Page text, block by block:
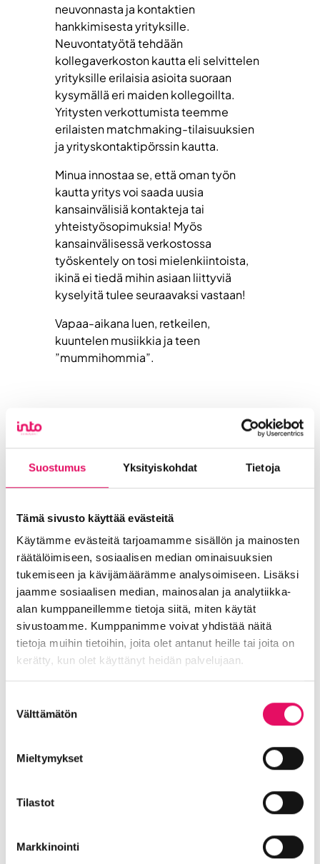
Suostumus Yksityiskohdat Tietoja
Tämä sivusto käyttää evästeitä
Käytämme evästeitä tarjoamamme sisällön ja mainosten
räätälöimiseen, sosiaalisen median ominaisuuksien
tukemiseen ja kävijämäärämme analysoimiseen. Lisäksi
jaamme sosiaalisen median, mainosalan ja analytiikka-
alan kumppaneillemme tietoja siitä, miten käytät
sivustoamme. Kumppanimme voivat yhdistää näitä
tietoja muihin tietoihin, joita olet antanut heille tai joita on
kerätty, kun olet käyttänyt heidän palvelujaan.
valinta
Välttämätön
Mieltymykset
Tilastot
Markkinointi
neuvonnasta ja kontaktien
hankkimisesta yrityksille.
Neuvontatyötä tehdään
kollegaverkoston kautta eli selvittelen
yrityksille erilaisia asioita suoraan
kysymällä eri maiden kollegoillta.
Yritysten verkottumista teemme
erilaisten matchmaking-tilaisuuksien
ja yrityskontaktipörssin kautta.
Minua innostaa se, että oman työn
kautta yritys voi saada uusia
kansainvälisiä kontakteja tai
yhteistyösopimuksia! Myös
kansainvälisessä verkostossa
työskentely on tosi mielenkiintoista,
ikinä ei tiedä mihin asiaan liittyviä
kyselyitä tulee seuraavaksi vastaan!
Vapaa-aikana luen, retkeilen,
kuuntelen musiikkia ja teen
”mummihommia”.